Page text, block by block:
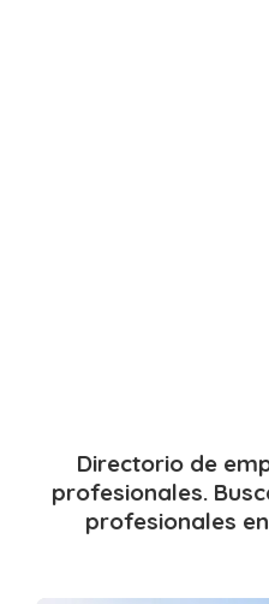
Directorio de
profesionales.
profesionales en